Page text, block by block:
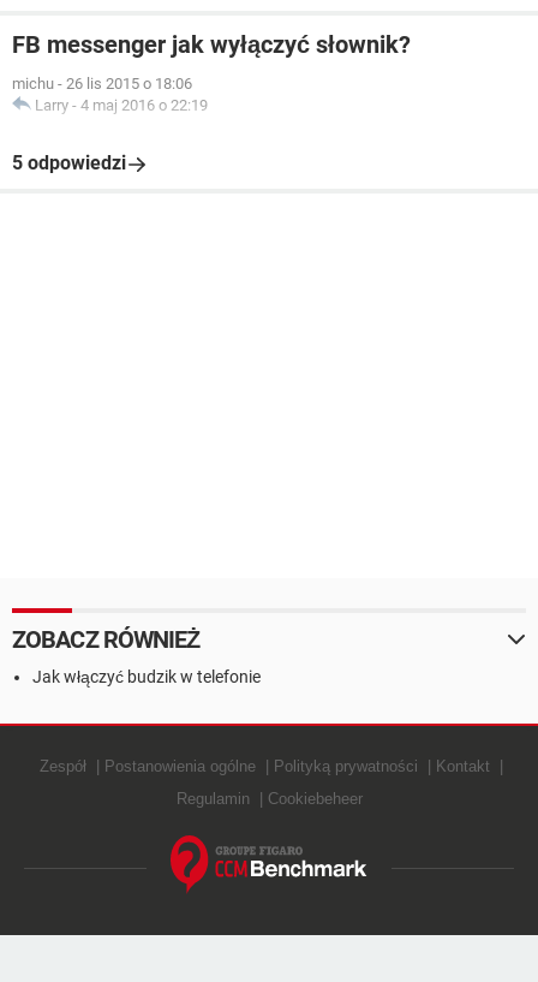
FB messenger jak wyłączyć słownik?
michu - 26 lis 2015 o 18:06
Larry - 4 maj 2016 o 22:19
5 odpowiedzi
ZOBACZ RÓWNIEŻ
Jak włączyć budzik w telefonie
Zespół Postanowienia ogólne Polityką prywatności
Kontakt
Regulamin
Cookiebeheer